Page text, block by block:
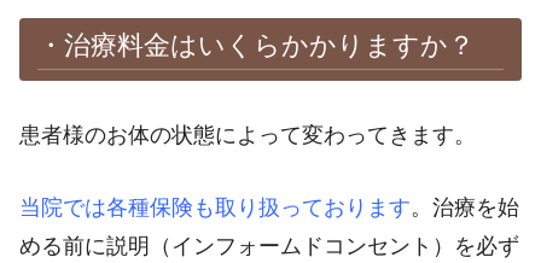
・治療料金はいくらかかりますか？
患者様のお体の状態によって変わってきます。
当院では各種保険も取り扱っております。治療を始
める前に説明（インフォームドコンセント）を必ず